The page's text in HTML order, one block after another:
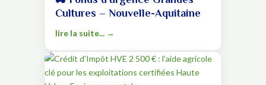
Cultures – Nouvelle-Aquitaine
lire la suite...